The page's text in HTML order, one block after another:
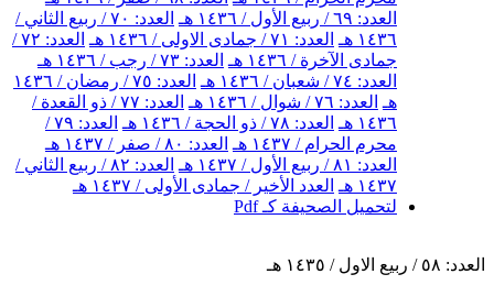
العدد: ٦٩ / ربيع الأول / ١٤٣٦ هـ
العدد: ٧٠ / ربيع الثاني /
١٤٣٦ هـ
العدد: ٧١ / جمادى الاولى / ١٤٣٦ هـ
العدد: ٧٢ /
جمادى الآخرة / ١٤٣٦ هـ
العدد: ٧٣ / رجب / ١٤٣٦ هـ
العدد: ٧٤ / شعبان / ١٤٣٦ هـ
العدد: ٧٥ / رمضان / ١٤٣٦
هـ العدد: ٧٦ / شوال / ١٤٣٦ هـ
العدد: ٧٧ / ذو القعدة /
١٤٣٦ هـ
العدد: ٧٨ / ذو الحجة / ١٤٣٦ هـ
العدد: ٧٩ /
محرم الحرام / ١٤٣٧ هـ
العدد: ٨٠ / صفر / ١٤٣٧ هـ
العدد: ٨١ / ربيع الأول / ١٤٣٧ هـ
العدد: ٨٢ / ربيع الثاني /
١٤٣٧ هـ
العدد الأخير / جمادى الأولى / ١٤٣٧ هـ
لتحميل الصحيفة كـ Pdf
العدد: ٥٨ / ربيع الاول / ١٤٣٥ هـ